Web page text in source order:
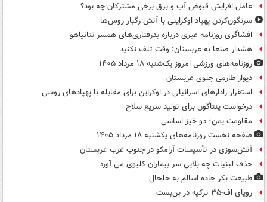
عامل افزایش قبوض آب و برق برخی مشترکان چه بود؟
سرنگون‌کردن پهپاد اوکراینی با آتش رگبار روس‌ها
افشاگری روزنامه عبری درباره بدرفتاری‌های همسر نتانیاهو
هشدار صنعا به عربستان: وقت تلف نکنید
روزنامه‌های ورزشی امروز یک‌شنبه ۱۸ مرداد ۱۴۰۵
دیوار طارمی جلوی عربستان
استقرار رادارهای اسرائیلی در اوکراین برای مقابله با پهپادهای روسی
درخواست پنتاگون برای تولید سریع سلاح
مقاومت یمن؛ دو خیز اساسی
صفحه نخست روزنامه‌های یکشنبه ۱۸ مرداد ۱۴۰۵
آتش‌سوزی در تأسیسات آرامکو در جنوب غرب عربستان
حذف لبنیات چه بلایی سر بیماران کلیوی می آورد
طبیعت بکر جاده اسالم به خلخال
رویای اف-۳۵ ترکیه در بن‌بست